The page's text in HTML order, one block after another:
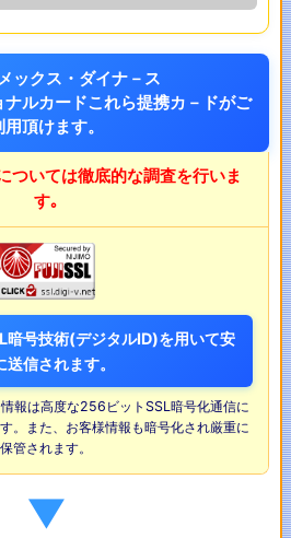
ックス・ダイナ－ス
ルカードこれら提携カ－ドがご
用頂けます。
ついては徹底的な調査を行いま
す｡
号技術(デジタルID)を用いて安
送信されます。
報は高度な256ビットSSL暗号化通信に
。また、お客様情報も暗号化され厳重に
保管されます。
▼